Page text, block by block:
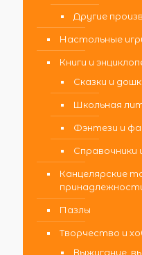
Другие
Настольные
Книги и
Сказки и
Школьная
Фэнтези и
Справочники
Канцелярские
Пазлы
Творчество и
Выжигание,